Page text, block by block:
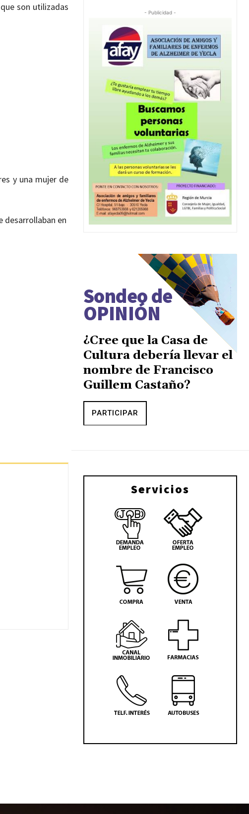
son utilizadas
y una mujer de
desarrollaban en
- Publicidad -
Sondeo de
OPINIÓN
¿Cree que la Casa de
Cultura debería llevar el
nombre de Francisco
Guillem Castaño?
PARTICIPAR
Servicios